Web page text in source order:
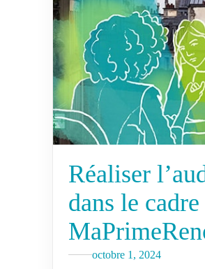
Réaliser
dans le cadre
octobre 1, 2024